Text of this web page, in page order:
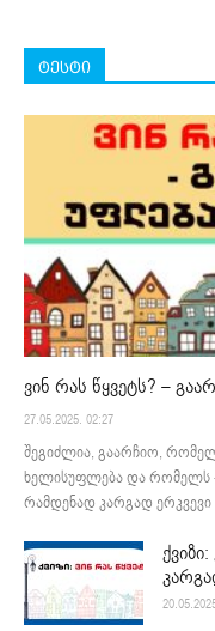
ტესტი
ვინ რას წყვეტს? –
27.05.2025. 02:27
შეგიძლია, გაარჩიო,
ხელისუფლება და რომელს -
რამდენად კარგად